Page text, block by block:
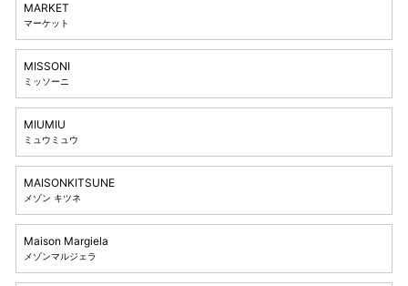
MARKET
マーケット
MISSONI
ミッソーニ
MIUMIU
ミュウミュウ
MAISONKITSUNE
メゾン キツネ
Maison Margiela
メゾンマルジェラ